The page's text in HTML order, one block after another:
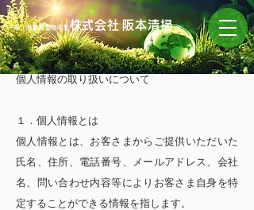
一般・産業廃棄物収集株式会社阪本清掃
個人情報の取り扱いについて
１．個人情報とは
個人情報とは、お客さまからご提供いただいた
氏名、住所、電話番号、メールアドレス、会社
名、問い合わせ内容等によりお客さま自身を特
定することができる情報を指します。